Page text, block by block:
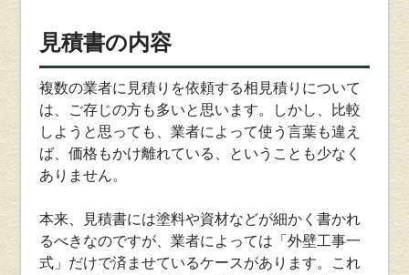
見積書の内容
複数の業者に見積りを依頼する相見積りについて
は、ご存じの方も多いと思います。しかし、比較
しようと思っても、業者によって使う言葉も違え
ば、価格もかけ離れている、ということも少なく
ありません。
本来、見積書には塗料や資材などが細かく書かれ
るべきなのですが、業者によっては「外壁工事一
式」だけで済ませているケースがあります。これ